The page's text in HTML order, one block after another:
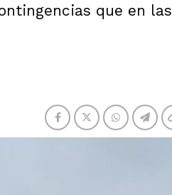
que en las